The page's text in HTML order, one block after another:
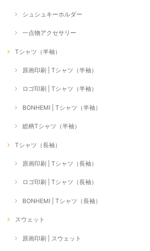
シュシュキーホルダー
一点物アクセサリー
Tシャツ（半袖）
原画印刷 | Tシャツ（半袖）
ロゴ印刷 | Tシャツ（半袖）
BONHEMI | Tシャツ（半袖）
総柄Tシャツ（半袖）
Tシャツ（長袖）
原画印刷 | Tシャツ（長袖）
ロゴ印刷 | Tシャツ（長袖）
BONHEMI | Tシャツ（長袖）
スウェット
原画印刷 | スウェット